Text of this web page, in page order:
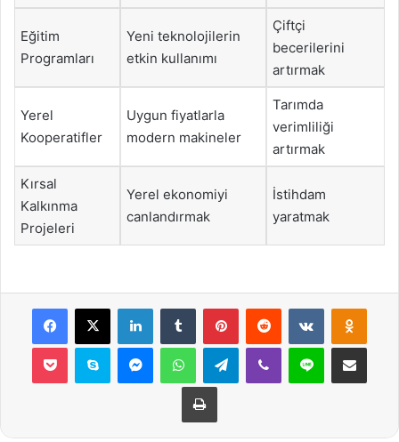
Eğitim
Programları
Yeni teknolojilerin
etkin kullanımı
Çiftçi
becerilerini
artırmak
Yerel
Kooperatifler
Uygun fiyatlarla
modern makineler
Tarımda
verimliliği
artırmak
Kırsal
Kalkınma
Projeleri
Yerel ekonomiyi
canlandırmak
İstihdam
yaratmak
Facebook
X LinkedInTumblr PinterestReddit VKontakte
Pocket Skype MessengerWhatsAppTelegramViber Line E-Posta ile
Yazdır